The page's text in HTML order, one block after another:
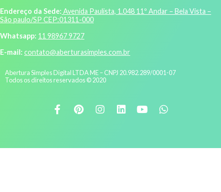
Endereço da Sede: Avenida Paulista, 1.048 11º Andar – Bela Vista –
São paulo/SP CEP:01311-000
Whatsapp: 11 98967 9727
E-mail: contato@aberturasimples.com.br
Abertura Simples Digital LTDA ME – CNPJ 20.982.289/0001-07
Todos os direitos reservados © 2020